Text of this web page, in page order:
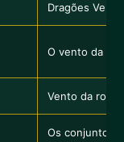
Dragões
O vento da
Vento da
Os conjuntos